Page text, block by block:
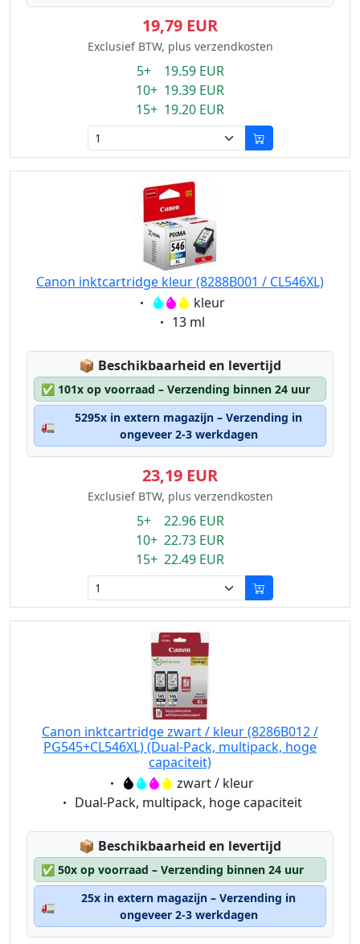
19,79 EUR
Exclusief BTW, plus verzendkosten
5+ 19.59 EUR
10+ 19.39 EUR
15+ 19.20 EUR
Canon inktcartridge kleur (8288B001 / CL546XL)
Eigenschaft:kleur
Eigenschaft:
13 ml
📦 Lagerstatus:
Beschikbaarheid en levertijd
✅ 101x op voorraad – Verzending binnen 24 uur
🚛
5295x in extern magazijn – Verzending in
ongeveer 2-3 werkdagen
23,19 EUR
Exclusief BTW, plus verzendkosten
5+ 22.96 EUR
10+ 22.73 EUR
15+ 22.49 EUR
Canon inktcartridge zwart / kleur (8286B012 /
PG545+CL546XL) (Dual-Pack, multipack, hoge
capaciteit)
Eigenschaft:zwart / kleur
Eigenschaft:
Dual-Pack, multipack, hoge capaciteit
📦 Lagerstatus:
Beschikbaarheid en levertijd
✅ 50x op voorraad – Verzending binnen 24 uur
🚛
25x in extern magazijn – Verzending in
ongeveer 2-3 werkdagen